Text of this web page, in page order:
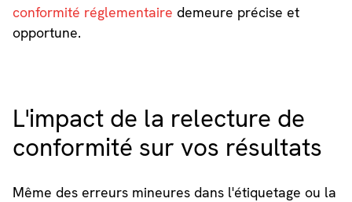
conformité réglementaire demeure précise et
opportune.
L'impact de la relecture de
conformité sur vos résultats
Même des erreurs mineures dans l'étiquetage ou la